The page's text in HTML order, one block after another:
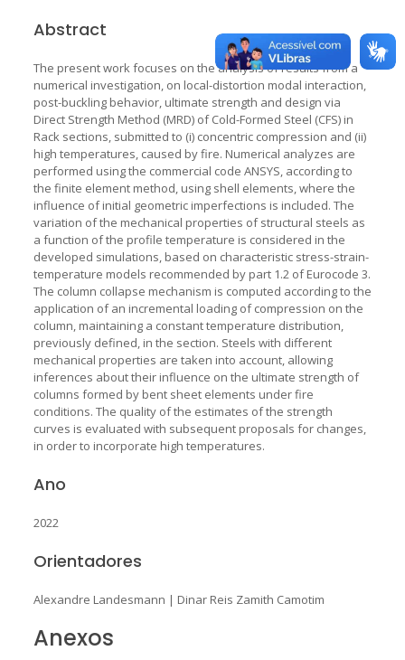
Abstract
The present work focuses on the analysis of results from a
numerical investigation, on local-distortion modal interaction,
post-buckling behavior, ultimate strength and design via
Direct Strength Method (MRD) of Cold-Formed Steel (CFS) in
Rack sections, submitted to (i) concentric compression and (ii)
high temperatures, caused by fire. Numerical analyzes are
performed using the commercial code ANSYS, according to
the finite element method, using shell elements, where the
influence of initial geometric imperfections is included. The
variation of the mechanical properties of structural steels as
a function of the profile temperature is considered in the
developed simulations, based on characteristic stress-strain-
temperature models recommended by part 1.2 of Eurocode 3.
The column collapse mechanism is computed according to the
application of an incremental loading of compression on the
column, maintaining a constant temperature distribution,
previously defined, in the section. Steels with different
mechanical properties are taken into account, allowing
inferences about their influence on the ultimate strength of
columns formed by bent sheet elements under fire
conditions. The quality of the estimates of the strength
curves is evaluated with subsequent proposals for changes,
in order to incorporate high temperatures.
Ano
2022
Orientadores
Alexandre Landesmann | Dinar Reis Zamith Camotim
Anexos